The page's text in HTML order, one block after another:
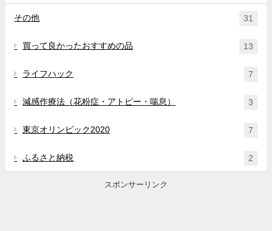
その他 31
買って良かったおすすめの品 13
ライフハック 7
減感作療法（花粉症・アトピー・喘息） 3
東京オリンピック2020 7
ふるさと納税 2
スポンサーリンク